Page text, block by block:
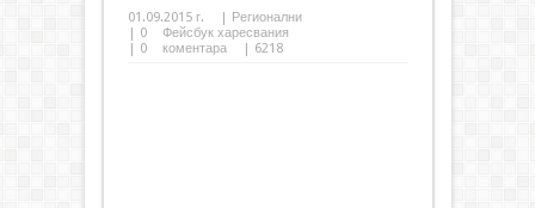
01.09.2015 г.
Регионални
0
Фейсбук харесвания
0 коментара | 6218